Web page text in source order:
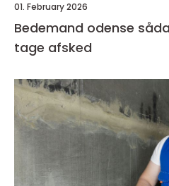
01. February 2026
Bedemand odense sådan får du ro til at
tage afsked